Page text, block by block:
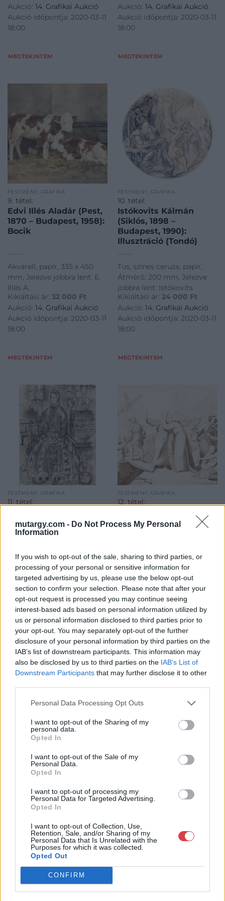
mutargy.com - Do Not Process My Personal
Information
If you wish to opt-out of the sale, sharing to third parties, or
processing of your personal or sensitive information for
targeted advertising by us, please use the below opt-out
section to confirm your selection. Please note that after your
opt-out request is processed you may continue seeing
interest-based ads based on personal information utilized by
us or personal information disclosed to third parties prior to
your opt-out. You may separately opt-out of the further
disclosure of your personal information by third parties on the
IAB’s list of downstream participants. This information may
also be disclosed by us to third parties on the IAB’s List of
Downstream Participants that may further disclose it to other
Personal Data Processing Opt Outs
I want to opt-out of the Sharing of my
personal data.
Opted In
I want to opt-out of the Sale of my
Personal Data.
Opted In
I want to opt-out of processing my
Personal Data for Targeted Advertising.
Opted In
I want to opt-out of Collection, Use,
Retention, Sale, and/or Sharing of my
Personal Data that Is Unrelated with the
Purposes for which it was collected.
Opted Out
CONFIRM
Aukció: 14. Grafikai Aukció
Aukció időpontja: 2020-03-11
18:00
MEGTEKINTEM
Aukció: 14. Grafikai Aukció
Aukció időpontja: 2020-03-11
18:00
MEGTEKINTEM
FESTMÉNY, GRAFIKA
9. tétel:
Edvi Illés Aladár (Pest,
1870 – Budapest, 1958):
Bocik
Akvarell, papír, 335 x 450
mm, Jelezve jobbra lent: E.
Illés A.
Kikiáltási ár: 32 000 Ft
Aukció: 14. Grafikai Aukció
Aukció időpontja: 2020-03-11
18:00
MEGTEKINTEM
FESTMÉNY, GRAFIKA
10. tétel:
Istókovits Kálmán
(Siklós, 1898 –
Budapest, 1990):
Illusztráció (Tondó)
Tus, színes ceruza, papír,
Átmérő: 200 mm, Jelezve
jobbra lent: Istókovits
Kikiáltási ár: 24 000 Ft
Aukció: 14. Grafikai Aukció
Aukció időpontja: 2020-03-11
18:00
MEGTEKINTEM
FESTMÉNY, GRAFIKA
11. tétel:
(Szekszárd, 1902 –
Budapest, 1993): Leány
Szén, papír, 195 x 150 mm,
Jelezve jobbra lent: Mattioni
Kikiáltási ár:12 000Ft
Aukció:14. Grafikai Aukció
Aukció időpontja: 2020-03-11
18:00
MEGTEKINTEM
FESTMÉNY, GRAFIKA
12. tétel:
Kikötői jelenet: Diópác,
210 x 275 mm, Jelezve
jobbra lent: Giorgio
Emanuel,
Kikiáltási ár:55 000
Aukció:14. Grafikai Aukció
Aukció időpontja: 2020-03-11
18:00
MEGTEKINTEM
FESTMÉNY, GRAFIKA
13. tétel:
Kádár Béla (Budapest,
1877 – Budapest, 1956):
Lovak és lovasok, 1920-
as évek
Tus, papír, 135 x 215 mm,
Jelezve balra lent: Kádár
Béla
FESTMÉNY, GRAFIKA
14. tétel:
1935): Harc a
mitológiában, 1987
Rézkarc, papír, 290 x 395
Melocco 87